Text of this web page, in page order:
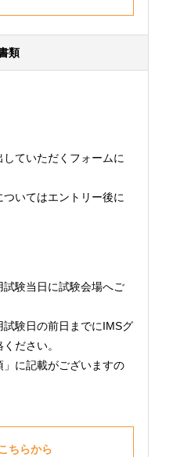
類
ていただくフォームに
いてはエントリー後に
験当日に試験会場へご
験日の前日までにIMSグ
ださい。
に記載がございますの
ちらから